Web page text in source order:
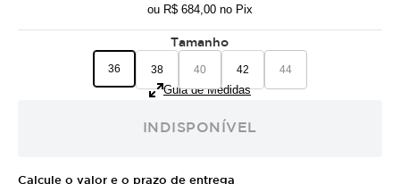
ou R$ 684,00 no Pix
Tamanho
36 38 40 42 44
Guia de Medidas
INDISPONÍVEL
Calcule o valor e o prazo de entrega